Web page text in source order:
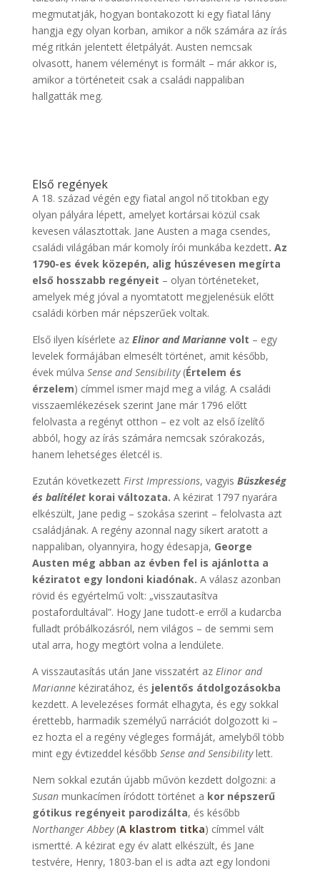
megmutatják, hogyan bontakozott ki egy fiatal lány
hangja egy olyan korban, amikor a nők számára az írás
még ritkán jelentett életpályát. Austen nemcsak
olvasott, hanem véleményt is formált – már akkor is,
amikor a történeteit csak a családi nappaliban
hallgatták meg.
Első regények
A 18. század végén egy fiatal angol nő titokban egy
olyan pályára lépett, amelyet kortársai közül csak
kevesen választottak. Jane Austen a maga csendes,
családi világában már komoly írói munkába kezdett. Az
1790-es évek közepén, alig húszévesen megírta
első hosszabb regényeit – olyan történeteket,
amelyek még jóval a nyomtatott megjelenésük előtt
családi körben már népszerűek voltak.
Első ilyen kísérlete az Elinor and Mariannevolt – egy
levelek formájában elmesélt történet, amit később,
évek múlva Sense and Sensibility(Értelem és
érzelem) címmel ismer majd meg a világ. A családi
visszaemlékezések szerint Jane már 1796 előtt
felolvasta a regényt otthon – ez volt az első ízelítő
abból, hogy az írás számára nemcsak szórakozás,
hanem lehetséges életcél is.
Ezután következett First Impressions, vagyis Büszkeség
és balítéletkorai változata. A kézirat 1797 nyarára
elkészült, Jane pedig – szokása szerint – felolvasta azt
családjának. A regény azonnal nagy sikert aratott a
nappaliban, olyannyira, hogy édesapja, George
Austen még abban az évben fel is ajánlotta a
kéziratot egy londoni kiadónak. A válasz azonban
rövid és egyértelmű volt: „visszautasítva
postafordultával”. Hogy Jane tudott-e erről a kudarcba
fulladt próbálkozásról, nem világos – de semmi sem
utal arra, hogy megtört volna a lendülete.
A visszautasítás után Jane visszatért az Elinor and
Mariannekéziratához, és jelentős átdolgozásokba
kezdett. A levelezéses formát elhagyta, és egy sokkal
érettebb, harmadik személyű narrációt dolgozott ki –
ez hozta el a regény végleges formáját, amelyből több
mint egy évtizeddel később Sense and Sensibilitylett.
Nem sokkal ezután újabb művön kezdett dolgozni: a
Susanmunkacímen íródott történet a kor népszerű
gótikus regényeit parodizálta, és később
Northanger Abbey(A klastrom titka) címmel vált
ismertté. A kézirat egy év alatt elkészült, és Jane
testvére, Henry, 1803-ban el is adta azt egy londoni